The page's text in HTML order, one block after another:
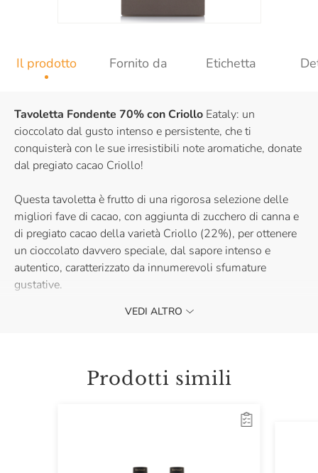
Il prodotto Fornito da Etichetta
Tavoletta Fondente 70% con Criollo Eataly: un
cioccolato dal gusto intenso e persistente, che ti
conquisterà con le sue irresistibili note aromatiche, donate
dal pregiato cacao Criollo!
Questa tavoletta è frutto di una rigorosa selezione delle
migliori fave di cacao, con aggiunta di zucchero di canna e
di pregiato cacao della varietà Criollo (22%), per ottenere
un cioccolato davvero speciale, dal sapore intenso e
autentico, caratterizzato da innumerevoli sfumature
gustative.
Scegli la qualità di Eataly e goditi un cioccolato unico nel
VEDI ALTRO
Prodotti simili